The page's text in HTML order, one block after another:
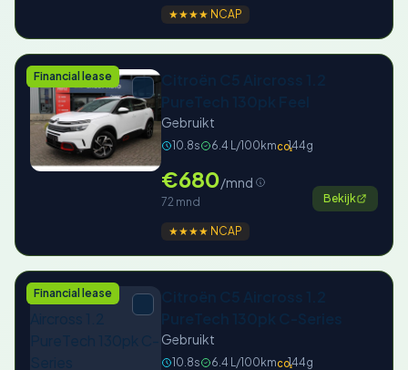
★★★★ NCAP
Financial lease
Gebruikt
10.8s 6.4 L/100kmCO₂144g
€680/mnd
72 mnd Bekijk
★★★★ NCAP
Financial lease
Gebruikt
10.8s 6.4 L/100kmCO₂144g